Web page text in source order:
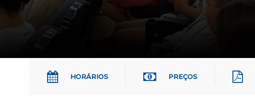
PREÇOS
HORÁRIOS